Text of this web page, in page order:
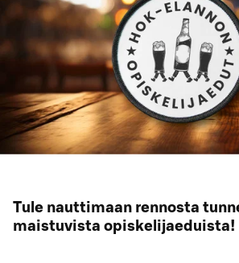
Tule nauttimaan rennosta
maistuvista opiskelijaeduista!